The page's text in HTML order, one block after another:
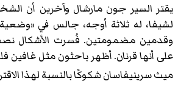
يقتر السير جون مارشال وآخرين أن
لشيفا، له ثلاثة أوجه، جالس في «وضعية
وقدمين مضمومتين. فُسرت الأشكال نصف
على أنها قرنان. أظهر باحثون مثل غافين
ميث سرينيفاسان شكوكًا بالنسبة لهذا